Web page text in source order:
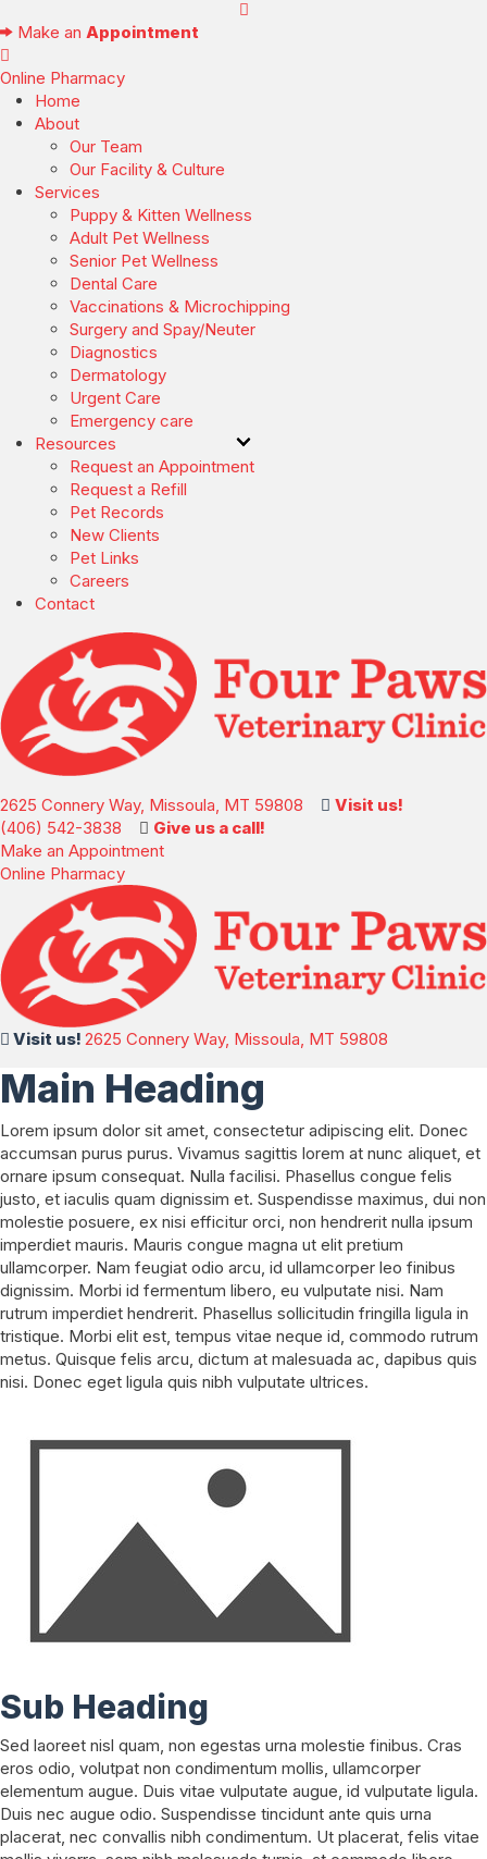
Make an Appointment
Online Pharmacy(opens in a new window)
Home
About
Our Team
Our Facility & Culture
Services
Puppy & Kitten Wellness
Adult Pet Wellness
Senior Pet Wellness
Dental Care
Vaccinations & Microchipping
Surgery and Spay/Neuter
Diagnostics
Dermatology
Urgent Care
Emergency care
Resources
Request an Appointment(opens in a new window)
Request a Refill
Pet Records
New Clients
Pet Links
Careers
Contact
2625 Connery Way, Missoula, MT 59808 (opens in a new
Visit us!
(406) 542-3838
Give us a call!
Make an Appointment
Online Pharmacy(opens in a new window)
Visit us! 2625 Connery Way, Missoula, MT 59808
Main Heading
Lorem ipsum dolor sit amet, consectetur adipiscing elit. Donec
accumsan purus purus. Vivamus sagittis lorem at nunc aliquet, et
ornare ipsum consequat. Nulla facilisi. Phasellus congue felis
justo, et iaculis quam dignissim et. Suspendisse maximus, dui non
molestie posuere, ex nisi efficitur orci, non hendrerit nulla ipsum
imperdiet mauris. Mauris congue magna ut elit pretium
ullamcorper. Nam feugiat odio arcu, id ullamcorper leo finibus
dignissim. Morbi id fermentum libero, eu vulputate nisi. Nam
rutrum imperdiet hendrerit. Phasellus sollicitudin fringilla ligula in
tristique. Morbi elit est, tempus vitae neque id, commodo rutrum
metus. Quisque felis arcu, dictum at malesuada ac, dapibus quis
nisi. Donec eget ligula quis nibh vulputate ultrices.
Sub Heading
Sed laoreet nisl quam, non egestas urna molestie finibus. Cras
eros odio, volutpat non condimentum mollis, ullamcorper
elementum augue. Duis vitae vulputate augue, id vulputate ligula.
Duis nec augue odio. Suspendisse tincidunt ante quis urna
placerat, nec convallis nibh condimentum. Ut placerat, felis vitae